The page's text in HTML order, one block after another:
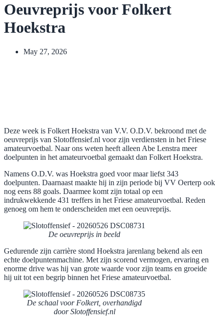
Oeuvreprijs voor Folkert
Hoekstra
May 27, 2026
Deze week is Folkert Hoekstra van V.V. O.D.V. bekroond met de
oeuvreprijs van Slotoffensief.nl voor zijn verdiensten in het Friese
amateurvoetbal. Naar ons weten heeft alleen Abe Lenstra meer
doelpunten in het amateurvoetbal gemaakt dan Folkert Hoekstra.
Namens O.D.V. was Hoekstra goed voor maar liefst 343
doelpunten. Daarnaast maakte hij in zijn periode bij VV Oerterp ook
nog eens 88 goals. Daarmee komt zijn totaal op een
indrukwekkende 431 treffers in het Friese amateurvoetbal. Reden
genoeg om hem te onderscheiden met een oeuvreprijs.
De oeuvreprijs in beeld
Gedurende zijn carrière stond Hoekstra jarenlang bekend als een
echte doelpuntenmachine. Met zijn scorend vermogen, ervaring en
enorme drive was hij van grote waarde voor zijn teams en groeide
hij uit tot een begrip binnen het Friese amateurvoetbal.
De schaal voor Folkert, overhandigd
door Slotoffensief.nl